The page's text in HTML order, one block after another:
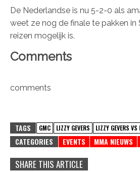
De Nederlandse is nu 5-2-0 als
weet ze nog de finale te pakken in
reizen mogelijk is.
Comments
comments
TAGS GMC LIZZY GEVERS LIZZY GEVERS
CATEGORIES EVENTS MMA NIEUWS
SHARE THIS ARTICLE